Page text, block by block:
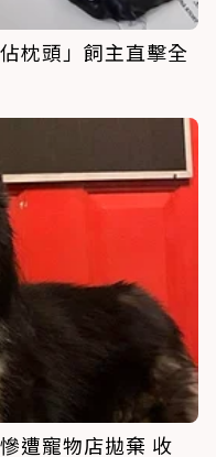
枕頭」飼主直擊全
遭寵物店拋棄 收